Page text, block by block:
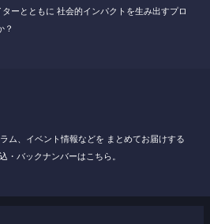
ーとともに 社会的インパクトを生み出すプロ
？
ム、イベント情報などを まとめてお届けする
・バックナンバーはこちら。